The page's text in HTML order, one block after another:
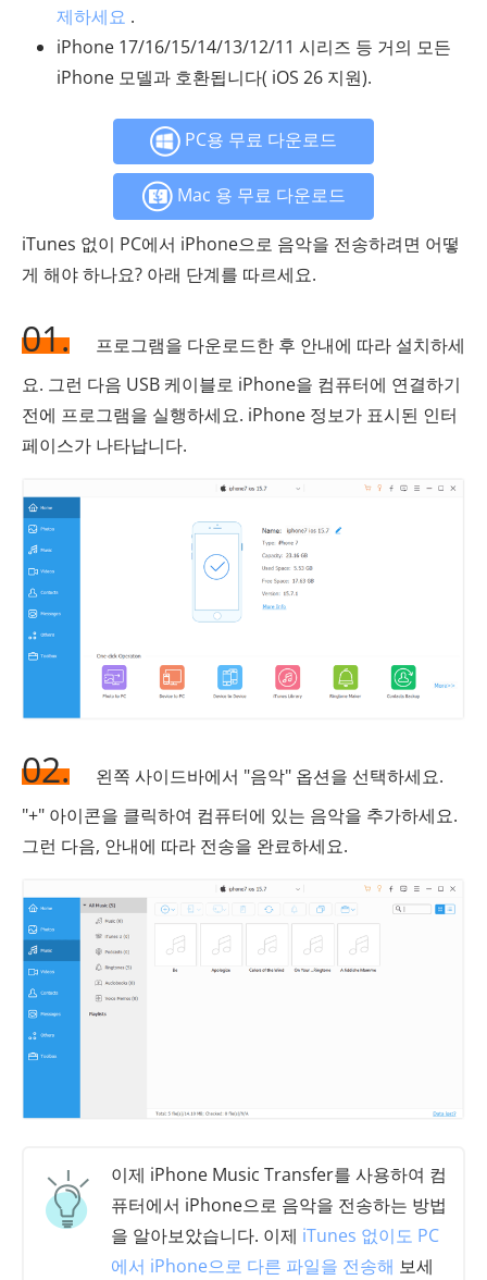
제하세요 .
iPhone 17/16/15/14/13/12/11 시리즈 등 거의 모든
iPhone 모델과 호환됩니다( iOS 26 지원).
PC용 무료 다운로드
Mac 용 무료 다운로드
iTunes 없이 PC에서 iPhone으로 음악을 전송하려면 어떻
게 해야 하나요? 아래 단계를 따르세요.
01.
프로그램을 다운로드한 후 안내에 따라 설치하세
요. 그런 다음 USB 케이블로 iPhone을 컴퓨터에 연결하기
전에 프로그램을 실행하세요. iPhone 정보가 표시된 인터
페이스가 나타납니다.
02.
왼쪽 사이드바에서 "음악" 옵션을 선택하세요.
"+" 아이콘을 클릭하여 컴퓨터에 있는 음악을 추가하세요.
그런 다음, 안내에 따라 전송을 완료하세요.
이제 iPhone Music Transfer를 사용하여 컴
퓨터에서 iPhone으로 음악을 전송하는 방법
을 알아보았습니다. 이제 iTunes 없이도 PC
에서 iPhone으로 다른 파일을 전송해 보세